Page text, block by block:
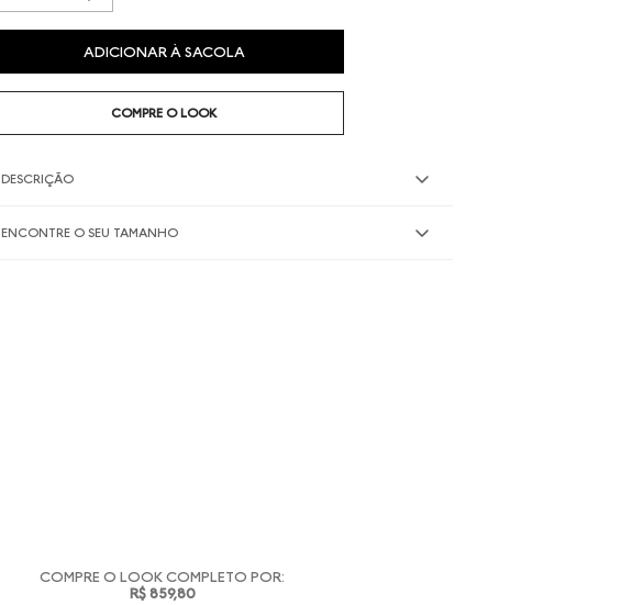
ADICIONAR À SACOLA
COMPRE O LOOK
DESCRIÇÃO
ENCONTRE O SEU TAMANHO
COMPRE O LOOK COMPLETO POR:
R$ 859,80